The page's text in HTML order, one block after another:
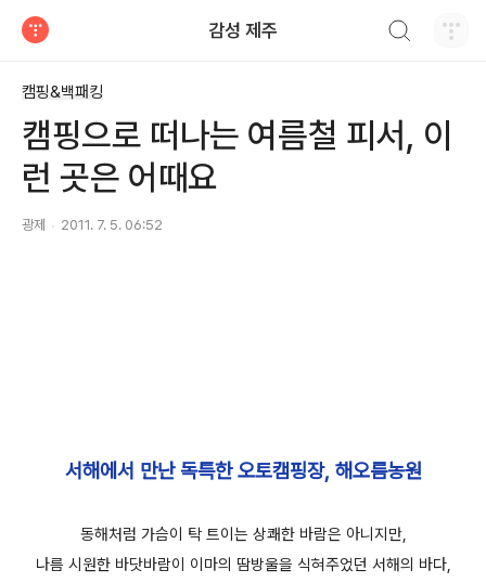
감성 제주
캠핑&백패킹
캠핑으로 떠나는 여름철 피서, 이
런 곳은 어때요
광제 2011. 7. 5. 06:52
서해에서 만난 독특한 오토캠핑장, 해오름농원
동해처럼 가슴이 탁 트이는 상쾌한 바람은 아니지만,
나름 시원한 바닷바람이 이마의 땀방울을 식혀주었던 서해의 바다,